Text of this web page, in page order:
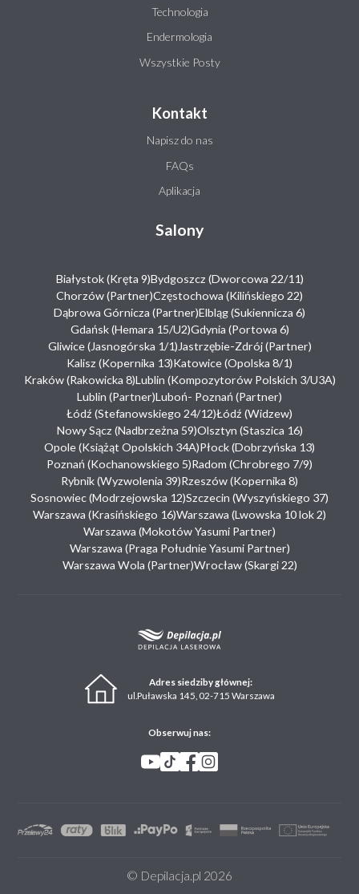
Technologia
Endermologia
Wszystkie Posty
Kontakt
Napisz do nas
FAQs
Aplikacja
Salony
Białystok (Kręta 9)Bydgoszcz (Dworcowa 22/11)
Chorzów (Partner)Częstochowa (Kilińskiego 22)
Dąbrowa Górnicza (Partner)Elbląg (Sukiennicza 6)
Gdańsk (Hemara 15/U2)Gdynia (Portowa 6)
Gliwice (Jasnogórska 1/1) Jastrzębie-Zdrój (Partner)
Kalisz (Kopernika 13)Katowice (Opolska 8/1)
Kraków (Rakowicka 8)Lublin (Kompozytorów Polskich 3/U3A)
Lublin (Partner)Luboń- Poznań (Partner)
Łódź (Stefanowskiego 24/12)Łódź (Widzew)
Nowy Sącz (Nadbrzeżna 59)Olsztyn (Staszica 16)
Opole (Książąt Opolskich 34A)Płock (Dobrzyńska 13)
Poznań (Kochanowskiego 5)Radom (Chrobrego 7/9)
Rybnik (Wyzwolenia 39)Rzeszów (Kopernika 8)
Sosnowiec (Modrzejowska 12)Szczecin (Wyszyńskiego 37)
Warszawa (Krasińskiego 16)Warszawa (Lwowska 10 lok 2)
Warszawa (Mokotów Yasumi Partner)
Warszawa (Praga Południe Yasumi Partner)
Warszawa Wola (Partner)Wrocław (Skargi 22)
Adres siedziby głównej:
ul.Puławska 145, 02-715 Warszawa
Obserwuj nas:
© Depilacja.pl 2026